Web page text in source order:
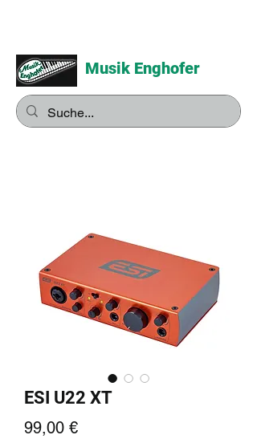
Musik Enghofer
ESI U22 XT
99,00 €Preis